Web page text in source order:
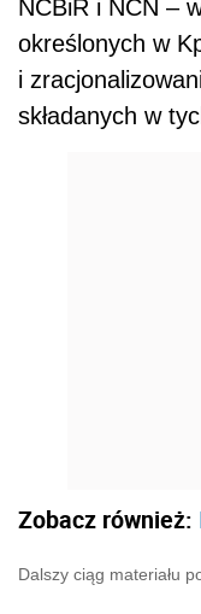
NCBiR i NCN –
określonych w
i
składanych w
Zobacz również:
Dalszy ciąg materiału